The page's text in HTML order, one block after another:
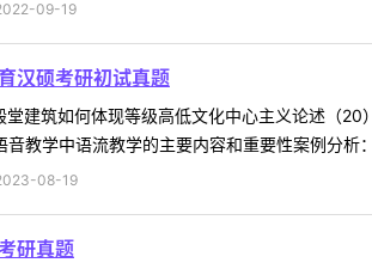
09-19
汉硕考研初试真题
建筑如何体现等级高低文化中心主义论述（
教学中语流教学的主要内容和重要性案例分
08-19
研真题